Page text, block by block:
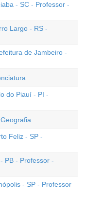
- SC - Professor -
Largo - RS -
de Jambeiro -
do Piauí - PI -
Feliz - SP -
PB - Professor -
- SP - Professor